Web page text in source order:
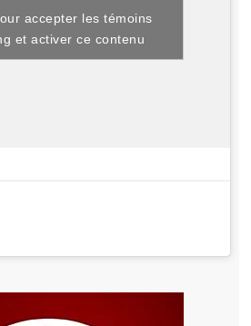
accepter les témoins
et activer ce contenu